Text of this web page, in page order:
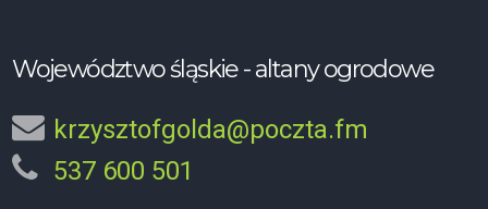
Województwo śląskie - altany ogrodowe
krzysztofgolda@poczta.fm
537 600 501